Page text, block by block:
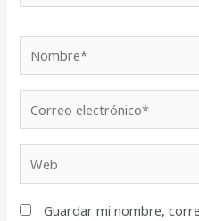
Guardar mi nombre,